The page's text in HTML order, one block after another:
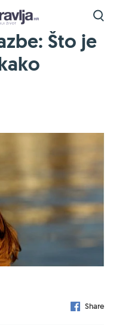
Što je
Share